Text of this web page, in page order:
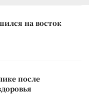
на восток
после